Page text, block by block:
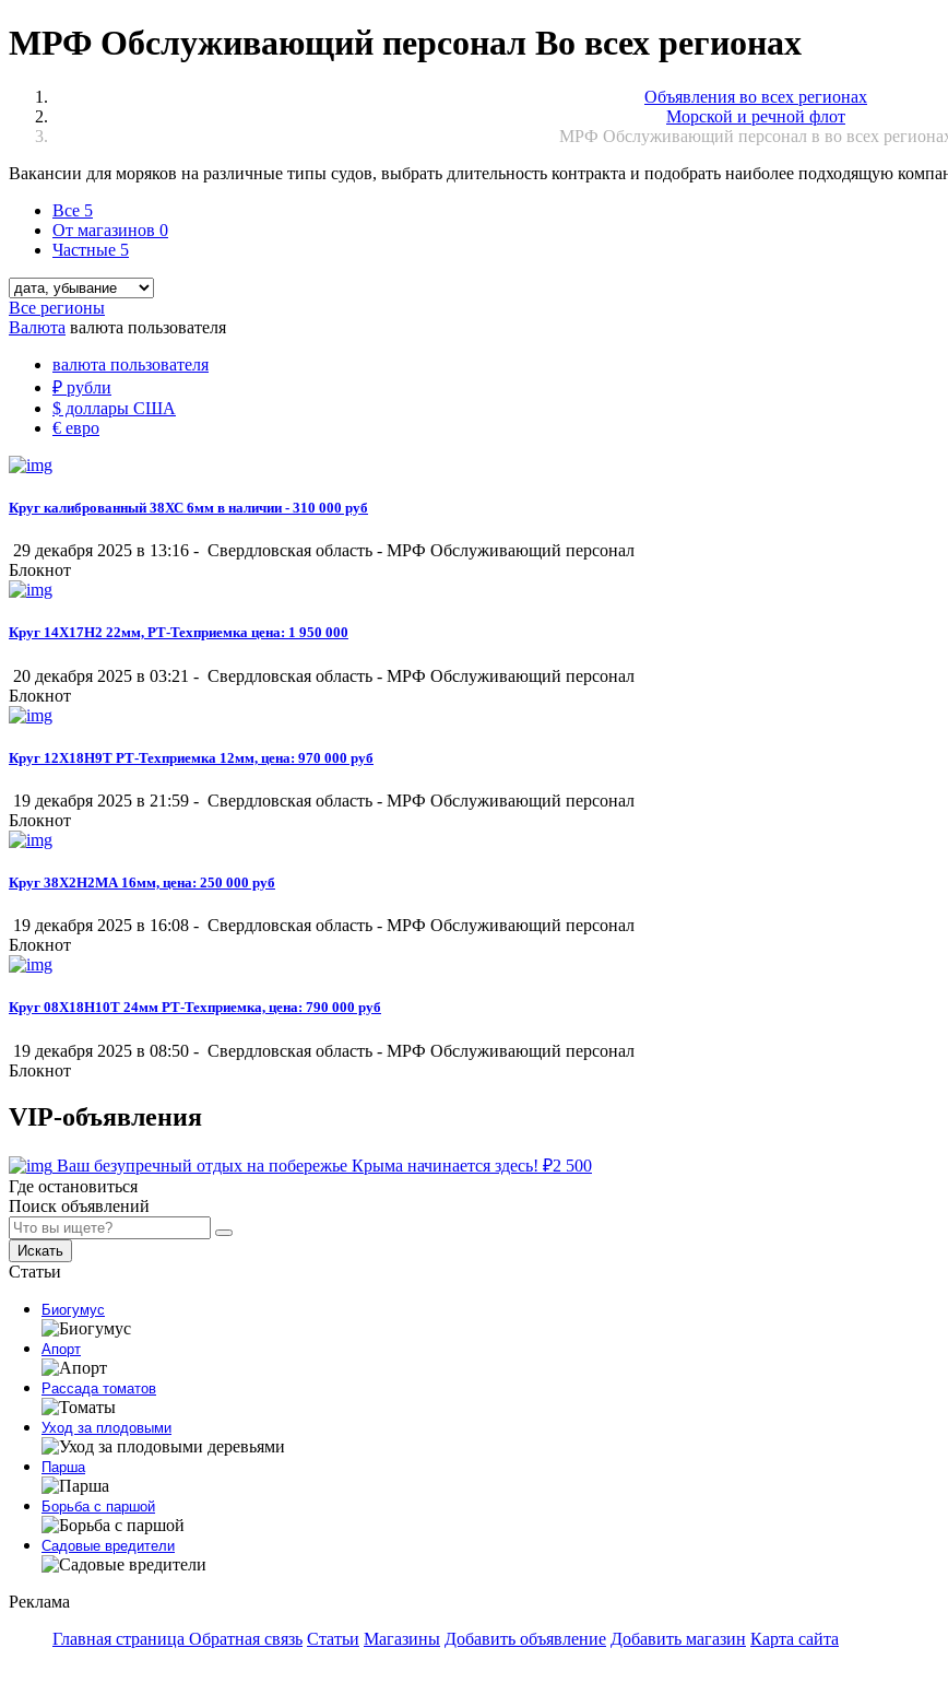
МРФ Обслуживающий персонал Во всех регионах
Объявления во всех регионах
Морской и речной флот
МРФ Обслуживающий персонал в во всех
Вакансии для моряков на различные типы судов, выбрать длительность контракта и подобрать наиболее подходящую
Все 5
От магазинов 0
Частные 5
Все регионы
Валюта валюта пользователя
валюта пользователя
₽ рубли
$ доллары США
€ евро
Круг калиброванный 38ХС 6мм в наличии - 310 000 руб
29 декабря 2025 в 13:16 - Свердловская область - МРФ Обслуживающий персонал
Блокнот
Круг 14Х17Н2 22мм, РТ-Техприемка цена: 1 950 000
20 декабря 2025 в 03:21 - Свердловская область - МРФ Обслуживающий персонал
Блокнот
Круг 12Х18Н9Т РТ-Техприемка 12мм, цена: 970 000 руб
19 декабря 2025 в 21:59 - Свердловская область - МРФ Обслуживающий персонал
Блокнот
Круг 38Х2Н2МА 16мм, цена: 250 000 руб
19 декабря 2025 в 16:08 - Свердловская область - МРФ Обслуживающий персонал
Блокнот
Круг 08Х18Н10Т 24мм РТ-Техприемка, цена: 790 000 руб
19 декабря 2025 в 08:50 - Свердловская область - МРФ Обслуживающий персонал
Блокнот
VIP-объявления
Ваш безупречный отдых на побережье Крыма начинается здесь! ₽2 500
Где остановиться
Поиск объявлений
Искать
Статьи
Биогумус
Апорт
Рассада томатов
Уход за плодовыми
Парша
Борьба с паршой
Садовые вредители
Реклама
Главная страница Обратная связь Статьи Магазины Добавить объявление Добавить магазин Карта сайта